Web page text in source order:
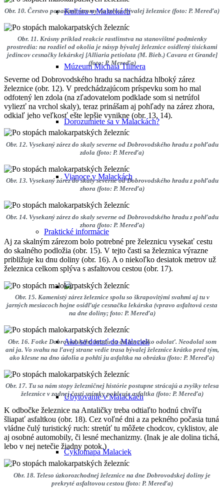
Kultúra v Malackách
Múzeum Michala Tillnera
Dorozumiete sa v Malackách?
Vianoce v Malackách
Praktické informácie
Ako sa dostať do Malaciek
Ubytovanie v Malackách
Cyklomapa Malaciek
Obr. 10. Čerstvo popadané stromy na telese bývalej železnice (foto: P. Mereďa)
Obr. 11. Krásny príklad reakcie rastlinstva na stanovištné podmienky
prostredia: na rozdiel od okolia je násyp bývalej železnice osídlený tisíckami
jedincov cesnačky lekárskej [Alliaria petiolata (M. Bieb.) Cavara et Grande]
(foto: P. Mereďa)
Severne od Dobrovodského hradu sa nachádza hlboký zárez
železnice (obr. 12). V predchádzajúcom príspevku som ho mal
odfotený len zdola (na zľadovatelom podklade som si netrúfol
vyliezť na vrchol skaly), teraz prinášam aj pohľady na zárez zhora,
odkiaľ jeho veľkosť ešte lepšie vynikne (obr. 13, 14).
Obr. 12. Vysekaný zárez do skaly severne od Dobrovodského hradu z pohľadu
zdola (foto: P. Mereďa)
Obr. 13. Vysekaný zárez do skaly severne od Dobrovodského hradu z pohľadu
zhora (foto: P. Mereďa)
Obr. 14. Vysekaný zárez do skaly severne od Dobrovodského hradu z pohľadu
zhora (foto: P. Mereďa)
Aj za skalným zárezom bolo potrebné pre železnicu vysekať cestu
do skalného podložia (obr. 15). V tejto časti sa železnica výrazne
približuje ku dnu doliny (obr. 16). A o niekoľko desiatok metrov už
železnica celkom splýva s asfaltovou cestou (obr. 17).
Obr. 15. Kamenistý zárez železnice spolu so škrapovitými svahmi aj tu v
jarných mesiacoch hojne osídľuje cesnačka lekárska (vpravo asfaltová cesta
na dne doliny; foto: P. Mereďa)
Obr. 16. Fotke Dobrovodského hradu sa dá len ťažko odolať. Neodolal som
ani ja. Vo svahu na ľavej strane vedie trasa bývalej železnice krátko pred tým,
ako klesne na dno údolia a pohltí ju asfaltka na obrázku (foto: P. Mereďa)
Obr. 17. Tu sa nám stopy železničnej histórie postupne strácajú a zvyšky telesa
železnice v zadnej časti snímky pohlcuje asfaltka (foto: P. Mereďa)
K odbočke železnice na Antaličky treba odtiaľto hodnú chvíľu
šliapať asfaltkou (obr. 18). Cez voľné dni a za pekného počasia tuná
vládne čulý turistický ruch: stretúť tu môžete chodcov, cyklistov, ale
aj osobné automobily, či lesné mechanizmy. (Inak je ale dolina tichá,
lebo v nej netečie žiadny potok.)
Obr. 18. Teleso úzkorozchodnej železnice na dne Dobrovodskej doliny je
prekryté asfaltovou cestou (foto: P. Mereďa)